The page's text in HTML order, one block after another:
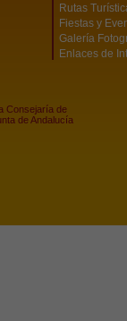
Rutas
Fiestas y
Galería
Enlaces de
Consejaría de
de Andalucía